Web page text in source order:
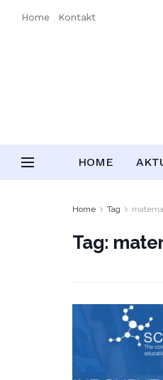
Home Kontakt
HOME
Home Tag
Tag: